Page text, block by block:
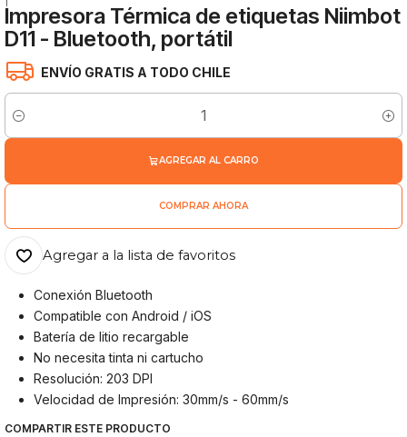
Impresora Térmica de etiquetas Niimbot
D11 - Bluetooth, portátil
ENVÍO GRATIS A TODO CHILE
Cantidad
AGREGAR AL CARRO
COMPRAR AHORA
Agregar a la lista de favoritos
Conexión Bluetooth
Compatible con Android / iOS
Batería de litio recargable
No necesita tinta ni cartucho
Resolución: 203 DPI
Velocidad de Impresión: 30mm/s - 60mm/s
COMPARTIR ESTE PRODUCTO